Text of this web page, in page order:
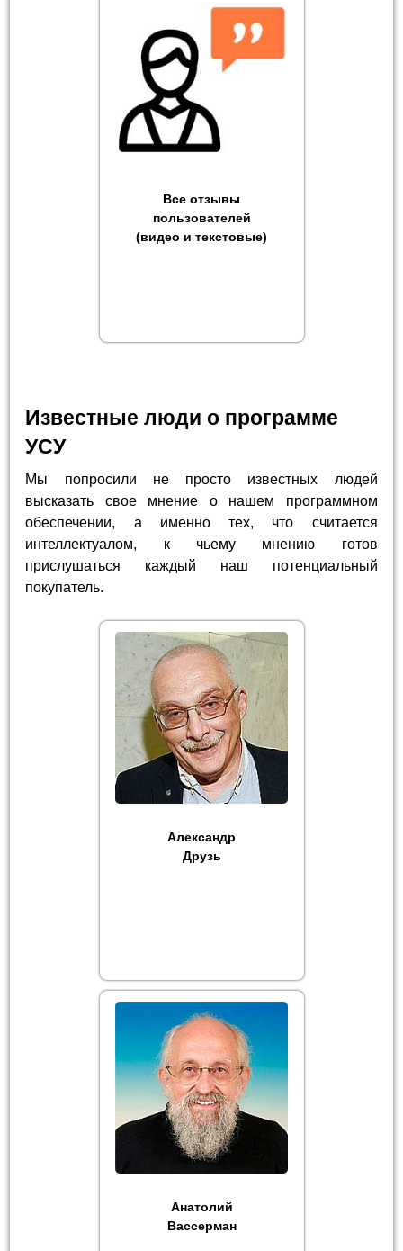
Все отзывы
пользователей
(видео и текстовые)
Известные люди о программе
УСУ
Мы попросили не просто известных людей
высказать свое мнение о нашем программном
обеспечении, а именно тех, что считается
интеллектуалом, к чьему мнению готов
прислушаться каждый наш потенциальный
покупатель.
Александр
Друзь
Анатолий
Вассерман